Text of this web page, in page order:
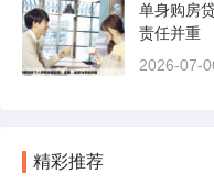
单身购房
责任并重
2026-07-
精彩推荐